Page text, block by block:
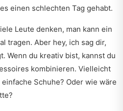
einen schlechten Tag gehabt.
Leute denken, man kann ein
tragen. Aber hey, ich sag dir,
Wenn du kreativ bist, kannst du
kombinieren. Vielleicht
Schuhe? Oder wie wäre